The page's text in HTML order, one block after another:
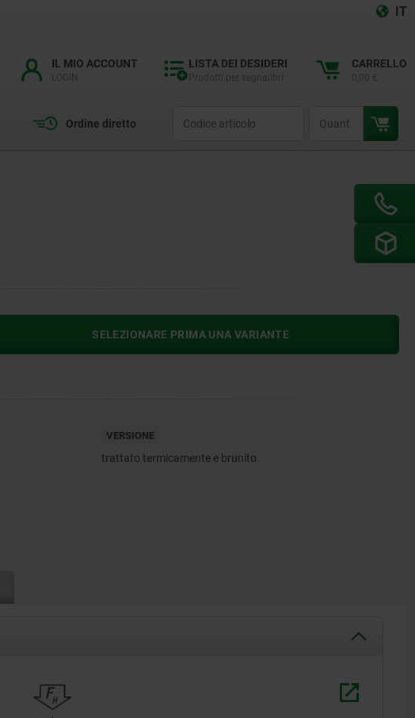
IT
IL MIO ACCOUNT LISTA DEI DESIDERI CARRELLO
Ordine diretto
SELEZIONARE PRIMA UNA VARIANTE
VERSIONE
trattato termicamente e brunito.